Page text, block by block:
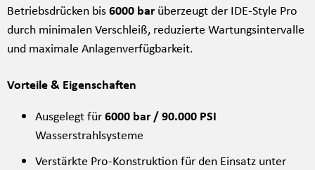
Betriebsdrücken bis6000 barüberzeugt der IDE-Style Pro
durch minimalen Verschleiß, reduzierte Wartungsintervalle
und maximale Anlagenverfügbarkeit.
Vorteile & Eigenschaften
Ausgelegt für6000 bar / 90.000 PSI
Wasserstrahlsysteme
Verstärkte Pro-Konstruktion für den Einsatz unter